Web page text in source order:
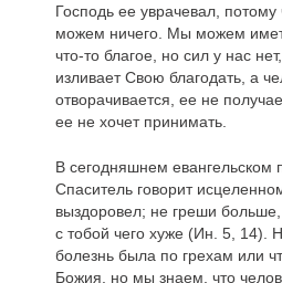
Господь ее уврачевал,
можем ничего. Мы можем
что-то благое, но сил у нас
изливает Свою благодать, а
отворачивается, ее не
ее не хочет принимать.
В сегодняшнем евангельском
Спаситель говорит
выздоровел; не греши
с тобой чего хуже (Ин. 5, 14).
болезнь была по грехам или
Божия, но мы знаем, что